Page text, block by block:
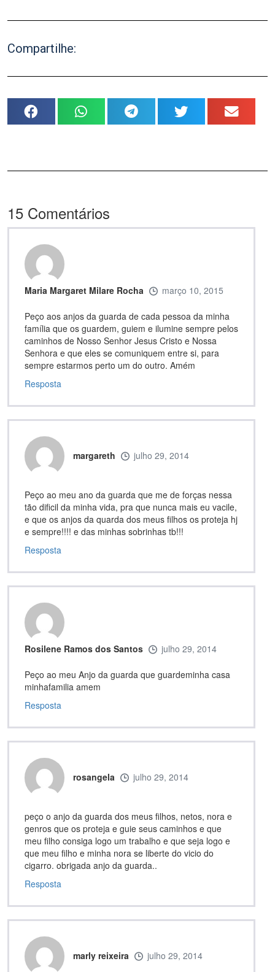
Compartilhe:
15 Comentários
Maria Margaret Milare Rocha março 10, 2015
Peço aos anjos da guarda de cada pessoa da minha
família que os guardem, guiem e ilumine sempre pelos
caminhos de Nosso Senhor Jesus Cristo e Nossa
Senhora e que eles se comuniquem entre si, para
sempre estarmos perto um do outro. Amém
Resposta
margareth julho 29, 2014
Peço ao meu ano da guarda que me de forças nessa
tão dificil da minha vida, pra que nunca mais eu vacile,
e que os anjos da quarda dos meus filhos os proteja hj
e sempre!!!! e das minhas sobrinhas tb!!!
Resposta
Rosilene Ramos dos Santos julho 29, 2014
Peço ao meu Anjo da guarda que guardeminha casa
minhafamilia amem
Resposta
rosangela julho 29, 2014
peço o anjo da guarda dos meus filhos, netos, nora e
genros que os proteja e guie seus caminhos e que
meu filho consiga logo um trabalho e que seja logo e
que meu filho e minha nora se liberte do vicio do
cigarro. obrigada anjo da guarda..
Resposta
marly reixeira julho 29, 2014